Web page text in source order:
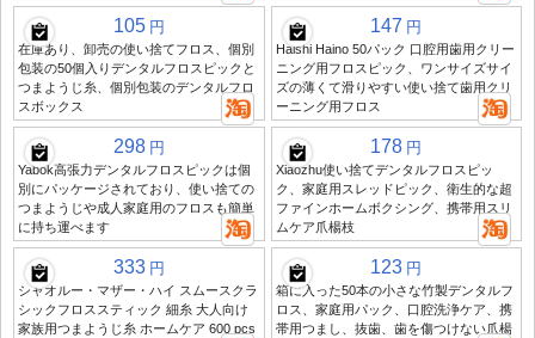
105 円
在庫あり、卸売の使い捨てフロス、個別
包装の50個入りデンタルフロスピックと
つまようじ糸、個別包装のデンタルフロ
スボックス
147 円
Haishi Haino 50パック 口腔用歯用クリー
ニング用フロスピック、ワンサイズサイ
ズの薄くて滑りやすい使い捨て歯用クリ
ーニング用フロス
298 円
Yabok高張力デンタルフロスピックは個
別にパッケージされており、使い捨ての
つまようじや成人家庭用のフロスも簡単
に持ち運べます
178 円
Xiaozhu使い捨てデンタルフロスピッ
ク、家庭用スレッドピック、衛生的な超
ファインホームボクシング、携帯用スリ
ムケア爪楊枝
333 円
シャオルー・マザー・ハイ スムースクラ
シックフロススティック 細糸 大人向け
家族用つまようじ糸 ホームケア 600 pcs
123 円
箱に入った50本の小さな竹製デンタルフ
ロス、家庭用パック、口腔洗浄ケア、携
帯用つまし、抜歯、歯を傷つけない爪楊